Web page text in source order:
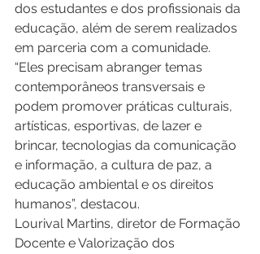
dos estudantes e dos profissionais da
educação, além de serem realizados
em parceria com a comunidade.
“Eles precisam abranger temas
contemporâneos transversais e
podem promover práticas culturais,
artísticas, esportivas, de lazer e
brincar, tecnologias da comunicação
e informação, a cultura de paz, a
educação ambiental e os direitos
humanos”, destacou.
Lourival Martins, diretor de Formação
Docente e Valorização dos